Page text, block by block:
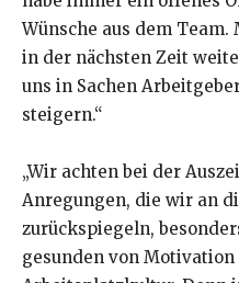
Wünsche aus dem
in der nächsten Zeit
uns in Sachen
steigern.“
„Wir achten bei der
Anregungen, die wir an
zurückspiegeln,
gesunden von